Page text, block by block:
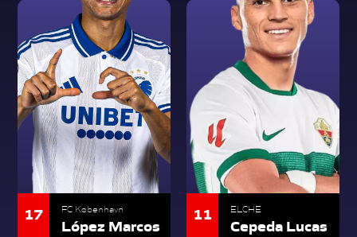
17 FC København
López Marcos
11 ELCHE
Cepeda Lucas